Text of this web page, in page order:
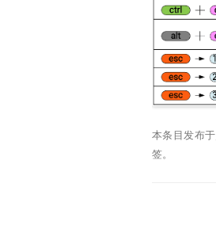
本条目发布于
签。